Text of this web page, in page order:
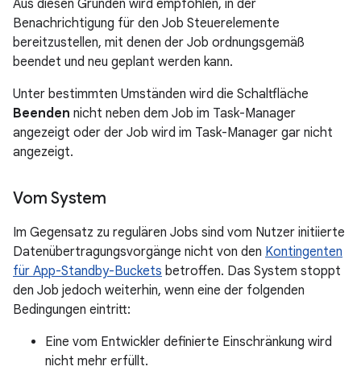
Aus diesen Gründen wird empfohlen, in der
Benachrichtigung für den Job Steuerelemente
bereitzustellen, mit denen der Job ordnungsgemäß
beendet und neu geplant werden kann.
Unter bestimmten Umständen wird die Schaltfläche
Beenden nicht neben dem Job im Task-Manager
angezeigt oder der Job wird im Task-Manager gar nicht
angezeigt.
Vom System
Im Gegensatz zu regulären Jobs sind vom Nutzer initiierte
Datenübertragungsvorgänge nicht von den Kontingenten
für App-Standby-Buckets betroffen. Das System stoppt
den Job jedoch weiterhin, wenn eine der folgenden
Bedingungen eintritt:
Eine vom Entwickler definierte Einschränkung wird
nicht mehr erfüllt.